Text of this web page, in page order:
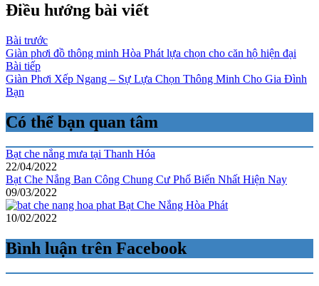
Điều hướng bài viết
Bài trước
Giàn phơi đồ thông minh Hòa Phát lựa chọn cho căn hộ hiện đại
Bài tiếp
Giàn Phơi Xếp Ngang – Sự Lựa Chọn Thông Minh Cho Gia Đình
Bạn
Có thể bạn quan tâm
Bạt che nắng mưa tại Thanh Hóa
22/04/2022
Bạt Che Nắng Ban Công Chung Cư Phổ Biến Nhất Hiện Nay
09/03/2022
Bạt Che Nắng Hòa Phát
10/02/2022
Bình luận trên Facebook